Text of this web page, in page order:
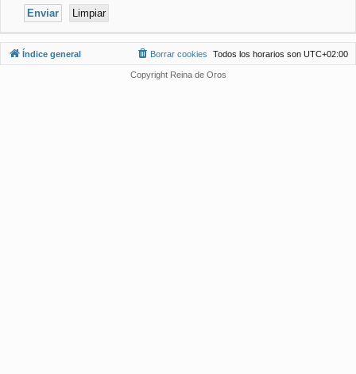
Índice general Todos los horarios son UTC+02:00
Borrar cookies
Copyright Reina de Oros